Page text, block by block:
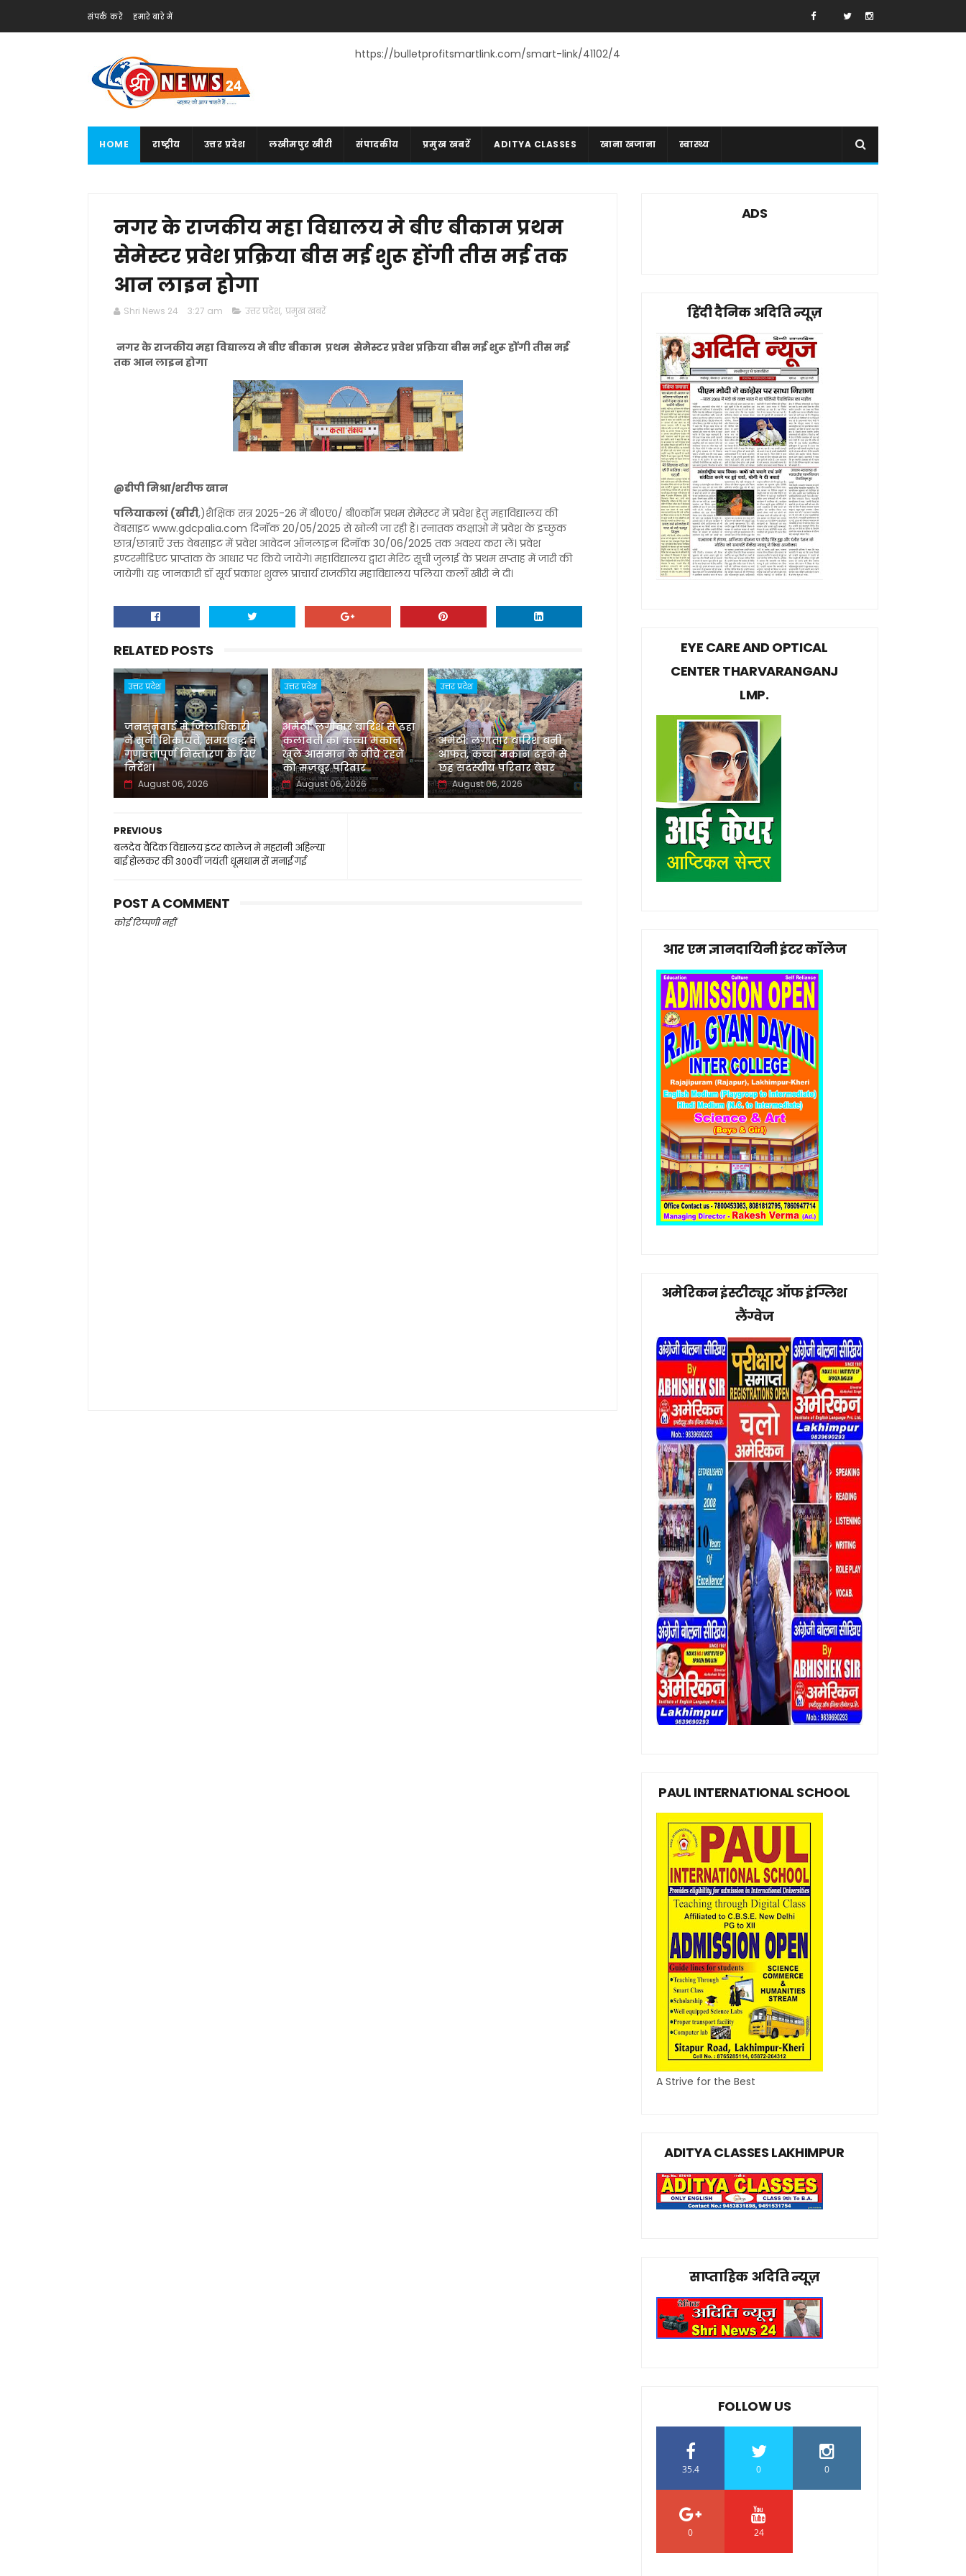
संपर्क करें हमारे बारे में
https://bulletprofitsmartlink.com/smart-link/41102/4
HOME राष्ट्रीय उत्तर प्रदेश लखीमपुर खीरी संपादकीय प्रमुख खबरें ADITYA CLASSES खाना खजाना स्वास्थ्य
नगर के राजकीय महा विद्यालय मे बीए बीकाम प्रथम
सेमेस्टर प्रवेश प्रक्रिया बीस मई शुरू होंगी तीस मई तक
आन लाइन होगा
Shri News 24 3:27 am उत्तर प्रदेश, प्रमुख खबरें
नगर के राजकीय महा विद्यालय मे बीए बीकाम प्रथम सेमेस्टर प्रवेश प्रक्रिया बीस मई शुरू होंगी तीस मई
तक आन लाइन होगा
@डीपी मिश्रा/शरीफ खान
पलियाकलां (खीरी,)शैक्षिक सत्र 2025-26 में बी०ए०/ बी०कॉम प्रथम सेमेस्टर में प्रवेश हेतु महाविद्यालय की
वेबसाइट www.gdcpalia.com दिनॉक 20/05/2025 से खोली जा रही हैं। स्नातक कक्षाओ में प्रवेश के इच्छुक
छात्र/छात्राएँ उक्त वेबसाइट में प्रवेश आवेदन ऑनलाइन दिनॉक 30/06/2025 तक अवश्य करा लें। प्रवेश
इण्टरमीडिएट प्राप्तांक के आधार पर किये जायेगे। महाविद्यालय द्वारा मेरिट सूची जुलाई के प्रथम सप्ताह में जारी की
जायेगी। यह जानकारी डॉ सूर्य प्रकाश शुक्ल प्राचार्य राजकीय महाविद्यालय पलिया कलाँ खीरी ने दी।
RELATED POSTS
उत्तर प्रदेश
जनसुनवाई में जिलाधिकारी
ने सुनीं शिकायतें, समयबद्ध व
गुणवत्तापूर्ण निस्तारण के दिए
निर्देश।
August 06, 2026
उत्तर प्रदेश
अमेठी: लगातार बारिश से ढहा
कलावती का कच्चा मकान,
खुले आसमान के नीचे रहने
को मजबूर परिवार
August 06, 2026
उत्तर प्रदेश
अमेठी: लगातार बारिश बनी
आफत, कच्चा मकान ढहने से
छह सदस्यीय परिवार बेघर
August 06, 2026
PREVIOUS
बलदेव वैदिक विद्यालय इंटर कालेज मे महरानी अहिल्या
बाई होलकर की 300वीं जयंती धूमधाम सें मनाई गई
POST A COMMENT
कोई टिप्पणी नहीं
ADS
हिंदी दैनिक अदिति न्यूज़
EYE CARE AND OPTICAL
CENTER THARVARANGANJ
LMP.
आर एम ज्ञानदायिनी इंटर कॉलेज
अमेरिकन इंस्टीट्यूट ऑफ इंग्लिश
लैंग्वेज
PAUL INTERNATIONAL SCHOOL
A Strive for the Best
ADITYA CLASSES LAKHIMPUR
साप्ताहिक अदिति न्यूज़
FOLLOW US
35.4 0 0
0 24